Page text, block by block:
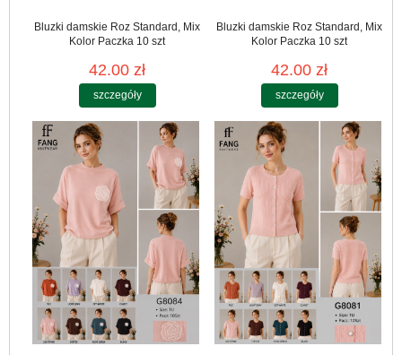
Bluzki damskie Roz Standard, Mix
Kolor Paczka 10 szt
42.00 zł
szczegóły
Bluzki damskie Roz Standard, Mix
Kolor Paczka 10 szt
42.00 zł
szczegóły